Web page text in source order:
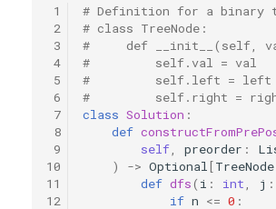
1
2
3
4
5
6
7
8
9
10
11
12
# Definition for a binary
# class TreeNode:
#     def __init__(self,
#         self.val = val
#         self.left = left
#         self.right =
class Solution :
def
self, preorder :
)
-> Optional[TreeNode
def dfs( i : int, j :
if n <= 0 :